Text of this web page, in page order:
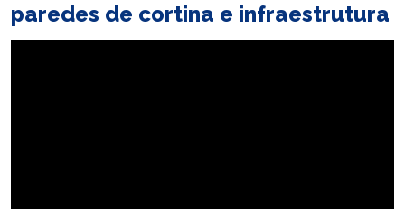
paredes de cortina e infraestrutura